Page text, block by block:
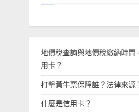
地價稅查詢與地價稅繳納時間
用卡？
打擊黃牛票保障誰？法律來源
什麼是信用卡？